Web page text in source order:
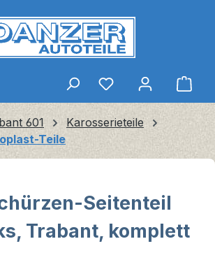
601
Karosserieteile
Teile
Seitenteil
Trabant, komplett